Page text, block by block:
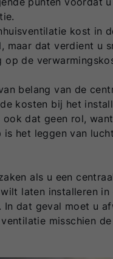
kost in
maar dat verdient u
op de
belang van de
kosten bij het
ook dat geen rol,
het leggen van
als u een
laten installeren in
In dat geval moet u
misschien